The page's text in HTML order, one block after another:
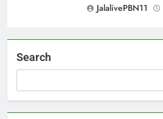
JalalivePBN11
Search